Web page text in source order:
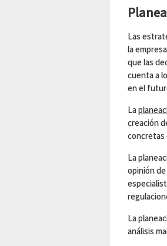
Las
la
que las
cuenta a
en el
La
creación
concretas
La
opinión
La
análisis